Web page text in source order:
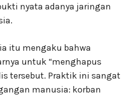
nyata adanya jaringan
itu mengaku bahwa
untuk “menghapus
tersebut. Praktik ini sangat
manusia: korban